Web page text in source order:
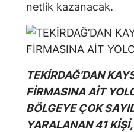
netlik kazanacak.
TEKİRDAĞ’DAN
FİRMASINA AİT
BÖLGEYE ÇOK
YARALANAN 41